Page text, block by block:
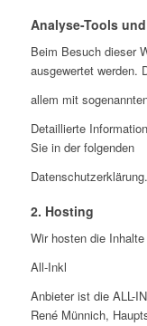
Analyse-Tools
Beim Besuch dieser
ausgewertet werden.
allem mit
Detaillierte
Sie in der folgenden
Datenschutzerklärung.
2. Hosting
Wir hosten die
All-Inkl
Anbieter ist die ALL-
René Münnich,